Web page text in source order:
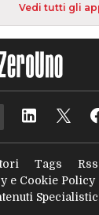
Vedi tutti gli
Tags
e Cookie Policy